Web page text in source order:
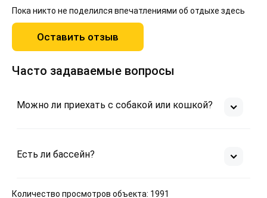
Пока никто не поделился впечатлениями об отдыхе здесь
Оставить отзыв
Часто задаваемые вопросы
Можно ли приехать с собакой или кошкой?
Есть ли бассейн?
Количество просмотров объекта: 1991